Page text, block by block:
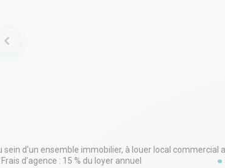
sein d'un ensemble immobilier, à louer local commercial
Frais d’agence : 15 % du loyer annuel